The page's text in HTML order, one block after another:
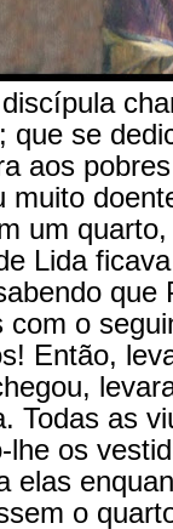
que se
aos
muito
um
Lida
que
com o
Então,
Todas as
lhe os
elas
o